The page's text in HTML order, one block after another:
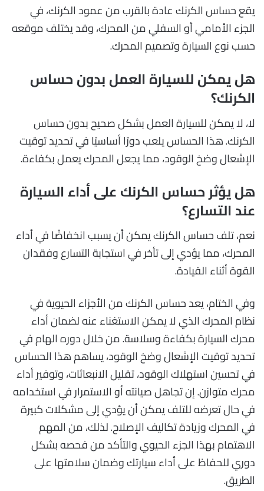
يقع حساس الكرنك عادة بالقرب من عمود الكرنك، في
الجزء الأمامي أو السفلي من المحرك، وقد يختلف موقعه
حسب نوع السيارة وتصميم المحرك.
هل يمكن للسيارة العمل بدون حساس
الكرنك؟
لا، لا يمكن للسيارة العمل بشكل صحيح بدون حساس
الكرنك. هذا الحساس يلعب دورًا أساسيًا في تحديد توقيت
الإشعال وضخ الوقود، مما يجعل المحرك يعمل بكفاءة.
هل يؤثر حساس الكرنك على أداء السيارة
عند التسارع؟
نعم، تلف حساس الكرنك يمكن أن يسبب انخفاضًا في أداء
المحرك، مما يؤدي إلى تأخر في استجابة التسارع وفقدان
القوة أثناء القيادة.
وفي الختام، يعد حساس الكرنك من الأجزاء الحيوية في
نظام المحرك الذي لا يمكن الاستغناء عنه لضمان أداء
محرك السيارة بكفاءة وسلاسة. من خلال دوره الهام في
تحديد توقيت الإشعال وضخ الوقود، يساهم هذا الحساس
في تحسين استهلاك الوقود، تقليل الانبعاثات، وتوفير أداء
محرك متوازن. إن تجاهل صيانته أو الاستمرار في استخدامه
في حال تعرضه للتلف يمكن أن يؤدي إلى مشكلات كبيرة
في المحرك وزيادة تكاليف الإصلاح. لذلك، من المهم
الاهتمام بهذا الجزء الحيوي والتأكد من فحصه بشكل
دوري للحفاظ على أداء سيارتك وضمان سلامتها على
الطريق.